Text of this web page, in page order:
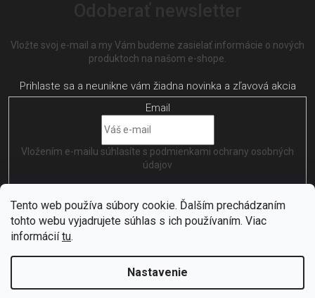
Tento web používa súbory cookie. Ďalším prechádzaním
tohto webu vyjadrujete súhlas s ich používaním. Viac
informáciítu.
Nastavenie
Vložte svoj e-mail a my Vám budeme zasielať informácie o nových
produktoch na našom e-shope.
Email
Vložením e-mailu súhlasíte s podmienkami ochrany osobných
údajov
PRIHLÁSIŤ SA